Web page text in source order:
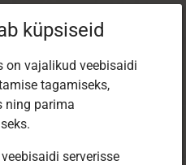
küpsiseid
on vajalikud veebisaidi
tagamiseks,
ning parima
serverisse